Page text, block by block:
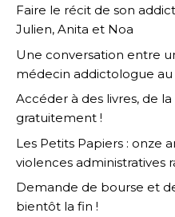
Faire le récit de son
Julien, Anita et Noa
Une conversation entre
médecin addictologue au
Accéder à des livres, de
gratuitement !
Les Petits Papiers : onze
violences administratives
Demande de bourse et
bientôt la fin !